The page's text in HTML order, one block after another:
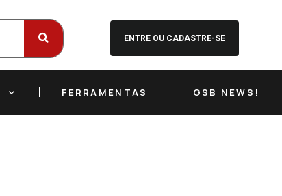
ENTRE OU CADASTRE-SE
FERRAMENTAS GSB NEWS!